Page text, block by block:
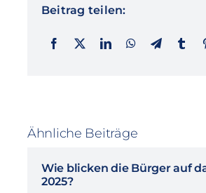
Beitrag teilen:
Ähnliche Beiträge
Wie blicken die Bürger auf
2025?